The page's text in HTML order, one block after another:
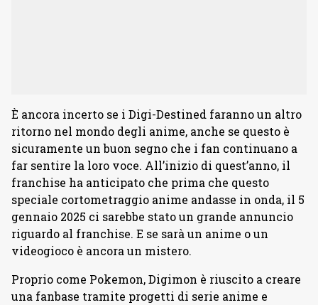
È ancora incerto se i Digi-Destined faranno un altro
ritorno nel mondo degli anime, anche se questo è
sicuramente un buon segno che i fan continuano a
far sentire la loro voce. All’inizio di quest’anno, il
franchise ha anticipato che prima che questo
speciale cortometraggio anime andasse in onda, il 5
gennaio 2025 ci sarebbe stato un grande annuncio
riguardo al franchise. E se sarà un anime o un
videogioco è ancora un mistero.
Proprio come Pokemon, Digimon è riuscito a creare
una fanbase tramite progetti di serie anime e